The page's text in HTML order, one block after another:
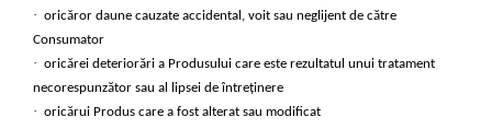
· oricăror daune cauzate accidental, voit sau neglijent de către
Consumator
· oricărei deteriorări a Produsului care este rezultatul unui tratament
necorespunzător sau al lipsei de întreținere
· oricărui Produs care a fost alterat sau modificat